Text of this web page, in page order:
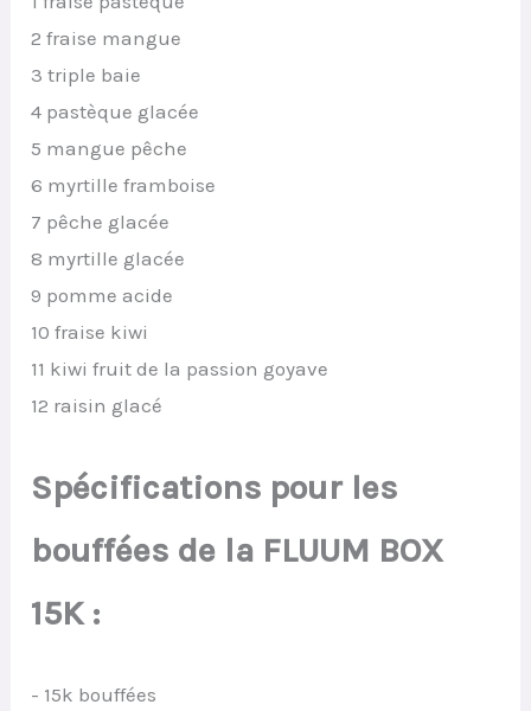
2 fraise mangue
3 triple baie
4 pastèque glacée
5 mangue pêche
6 myrtille framboise
7 pêche glacée
8 myrtille glacée
9 pomme acide
10 fraise kiwi
11 kiwi fruit de la passion goyave
12 raisin glacé
Spécifications pour les
bouffées de la FLUUM BOX
15K :
- 15k bouffées